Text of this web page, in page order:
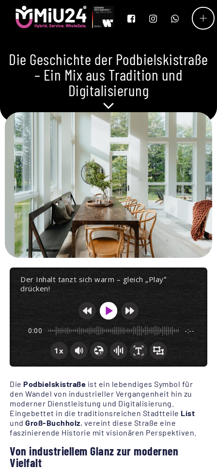
Die Geschichte der Podbielskistraße
– Ein Mix aus Tradition und
Digitalisierung
Der Inhalt tanzt sich warm – gleich „Play“
drücken!
0:00 -:--
1x
Die Podbielskistraße ist ein lebendiges Symbol für
den Wandel von industrieller Vergangenheit hin zu
moderner Dienstleistung und Digitalisierung.
Eingebettet in die traditionsreichen Stadtteile List
und Groß-Buchholz, vereint diese Straße eine
faszinierende Historie mit visionären Perspektiven.
Von industriellem Glanz zur modernen
Vielfalt